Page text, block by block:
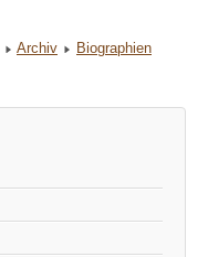
Archiv
Biographien